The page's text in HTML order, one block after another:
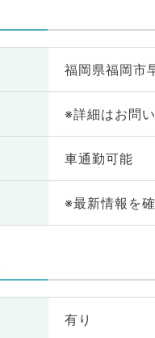
福岡県福岡市
※詳細はお問
車通勤可能
※最新情報を
有り